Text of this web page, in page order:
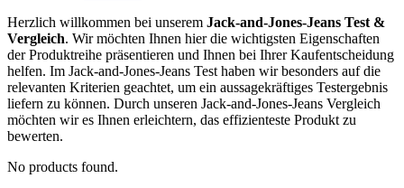
Herzlich willkommen bei unserem Jack-and-Jones-Jeans Test &
Vergleich. Wir möchten Ihnen hier die wichtigsten Eigenschaften
der Produktreihe präsentieren und Ihnen bei Ihrer Kaufentscheidung
helfen. Im Jack-and-Jones-Jeans Test haben wir besonders auf die
relevanten Kriterien geachtet, um ein aussagekräftiges Testergebnis
liefern zu können. Durch unseren Jack-and-Jones-Jeans Vergleich
möchten wir es Ihnen erleichtern, das effizienteste Produkt zu
bewerten.
No products found.